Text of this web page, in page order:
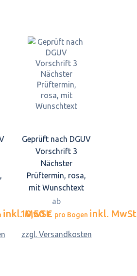
inkl. MwSt.
Geprüft nach DGUV
Vorschrift 3
Nächster
Prüftermin, rosa,
mit Wunschtext
ab
10,50 € pro Bogen inkl.
zzgl. Versandkosten